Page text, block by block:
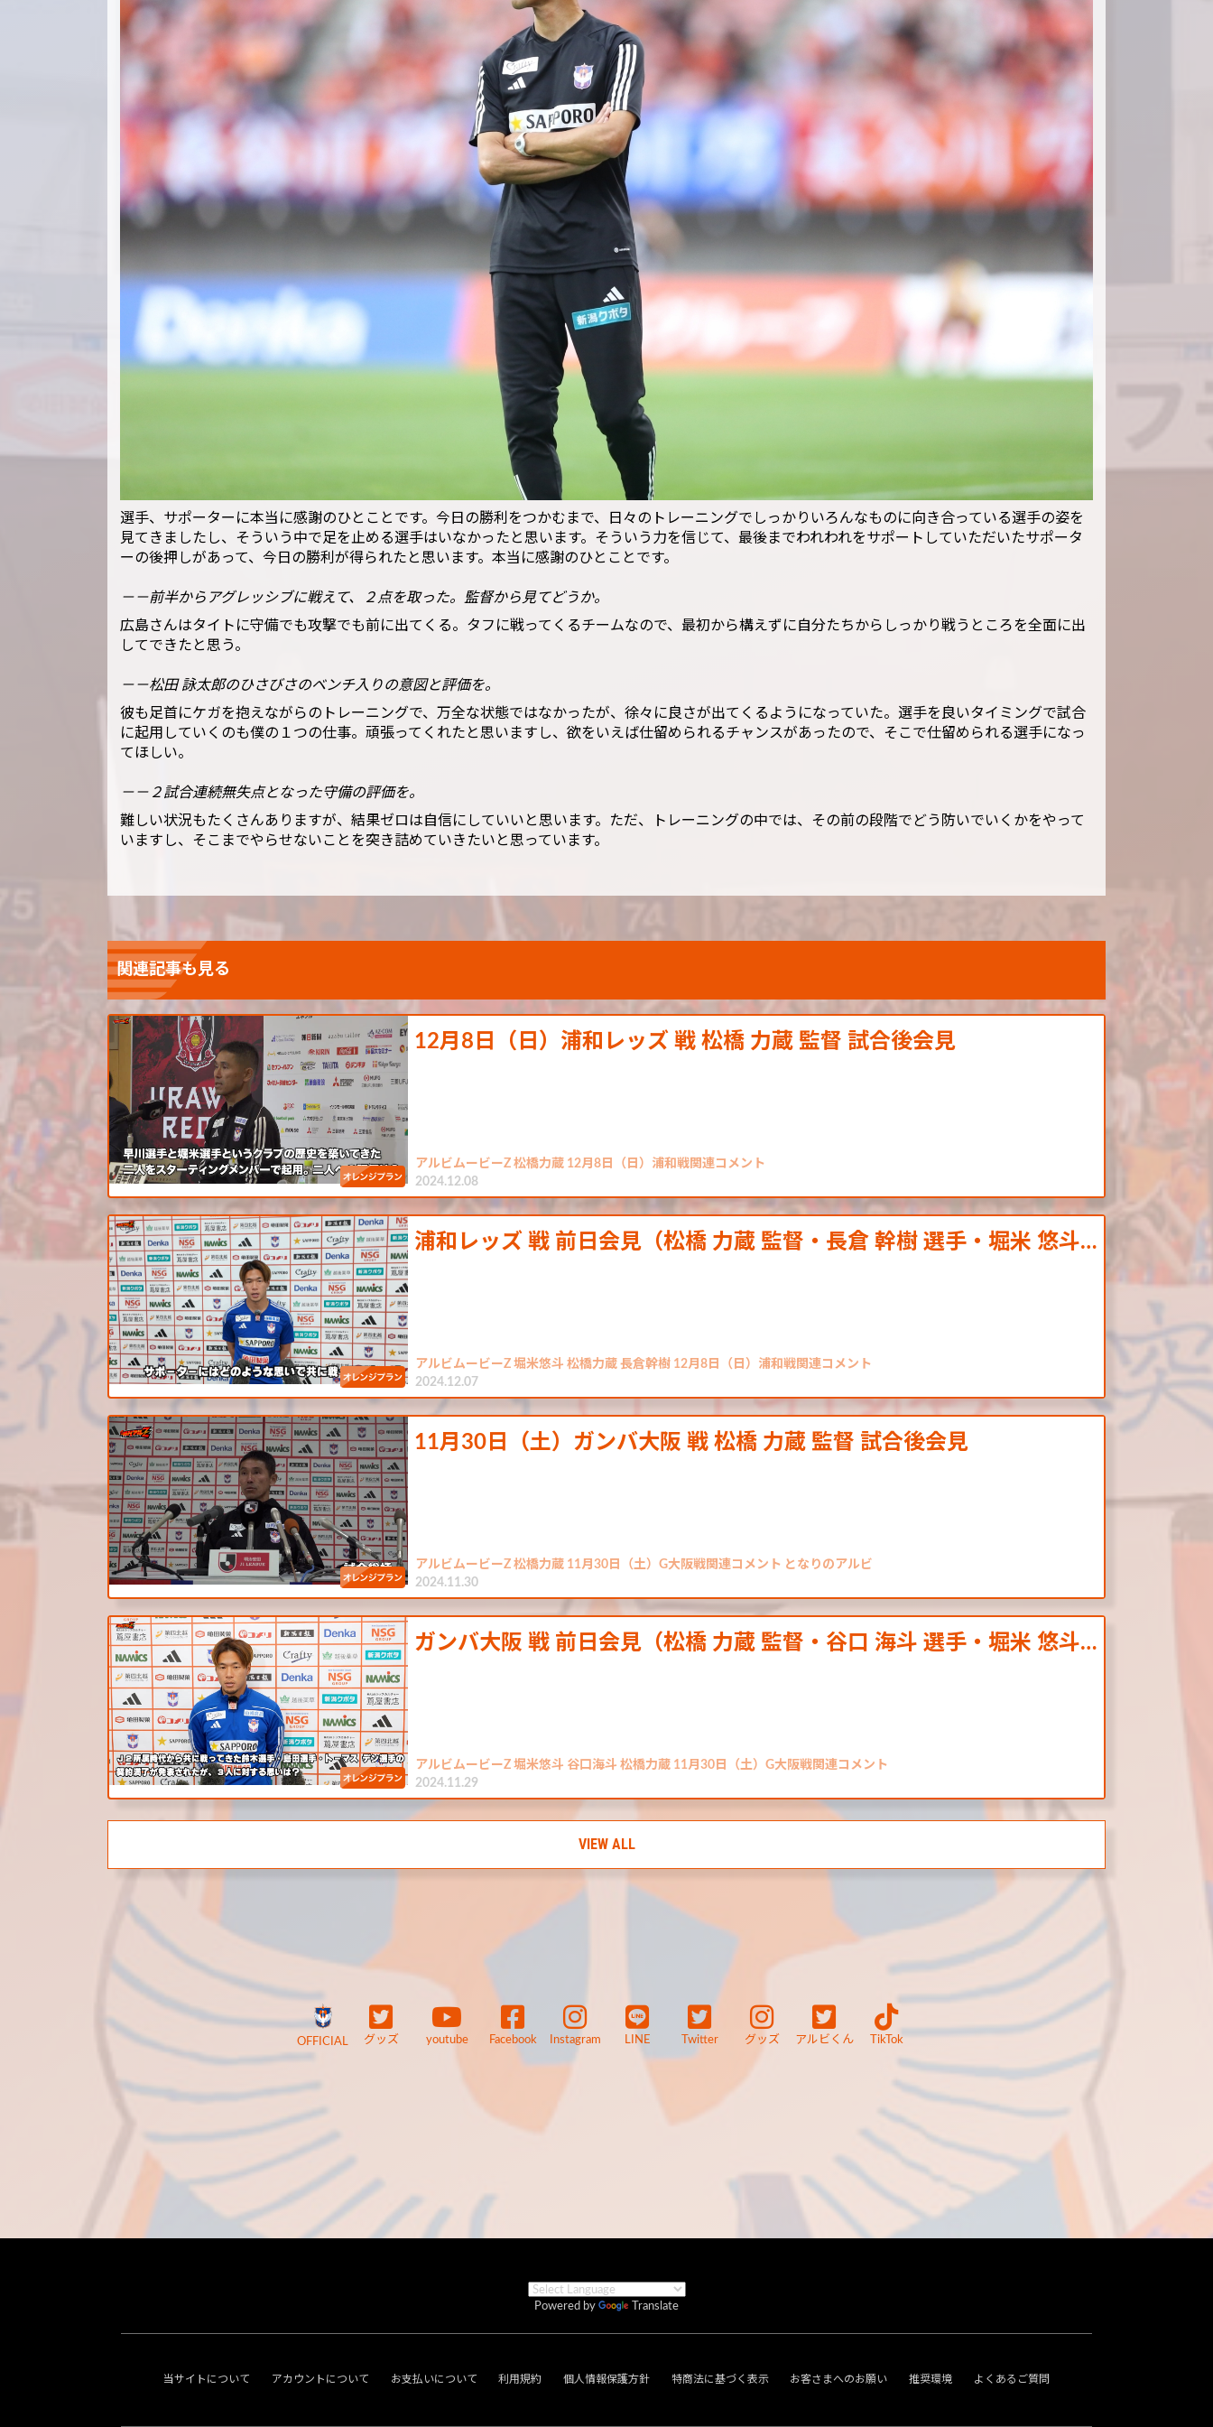
選手、サポーターに本当に感謝のひとことです。今日の勝利をつかむまで、日々のトレーニングでしっかりいろんなものに向き合っている選手の姿を
見てきましたし、そういう中で足を止める選手はいなかったと思います。そういう力を信じて、最後までわれわれをサポートしていただいたサポータ
ーの後押しがあって、今日の勝利が得られたと思います。本当に感謝のひとことです。
－－前半からアグレッシブに戦えて、２点を取った。監督から見てどうか。
広島さんはタイトに守備でも攻撃でも前に出てくる。タフに戦ってくるチームなので、最初から構えずに自分たちからしっかり戦うところを全面に出
してできたと思う。
－－松田 詠太郎のひさびさのベンチ入りの意図と評価を。
彼も足首にケガを抱えながらのトレーニングで、万全な状態ではなかったが、徐々に良さが出てくるようになっていた。選手を良いタイミングで試合
に起用していくのも僕の１つの仕事。頑張ってくれたと思いますし、欲をいえば仕留められるチャンスがあったので、そこで仕留められる選手になっ
てほしい。
－－２試合連続無失点となった守備の評価を。
難しい状況もたくさんありますが、結果ゼロは自信にしていいと思います。ただ、トレーニングの中では、その前の段階でどう防いでいくかをやって
いますし、そこまでやらせないことを突き詰めていきたいと思っています。
関連記事も見る
12月8日（日）浦和レッズ 戦 松橋 力蔵 監督 試合後会見
アルビムービーZ 松橋力蔵 12月8日（日）浦和戦関連コメント
2024.12.08
浦和レッズ 戦 前日会見（松橋 力蔵 監督・長倉 幹樹 選手・堀米 悠斗…
アルビムービーZ 堀米悠斗 松橋力蔵 長倉幹樹 12月8日（日）浦和戦関連コメント
2024.12.07
11月30日（土）ガンバ大阪 戦 松橋 力蔵 監督 試合後会見
アルビムービーZ 松橋力蔵 11月30日（土）G大阪戦関連コメント となりのアルビ
2024.11.30
ガンバ大阪 戦 前日会見（松橋 力蔵 監督・谷口 海斗 選手・堀米 悠斗…
アルビムービーZ 堀米悠斗 谷口海斗 松橋力蔵 11月30日（土）G大阪戦関連コメント
2024.11.29
VIEW ALL
OFFICIAL グッズ youtube Facebook Instagram LINE Twitter グッズ アルビくん TikTok
Powered by Translate
当サイトについて アカウントについて お支払いについて 利用規約 個人情報保護方針 特商法に基づく表示 お客さまへのお願い 推奨環境 よくあるご質問